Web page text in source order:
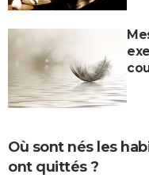
Où sont nés les
ont quittés ?